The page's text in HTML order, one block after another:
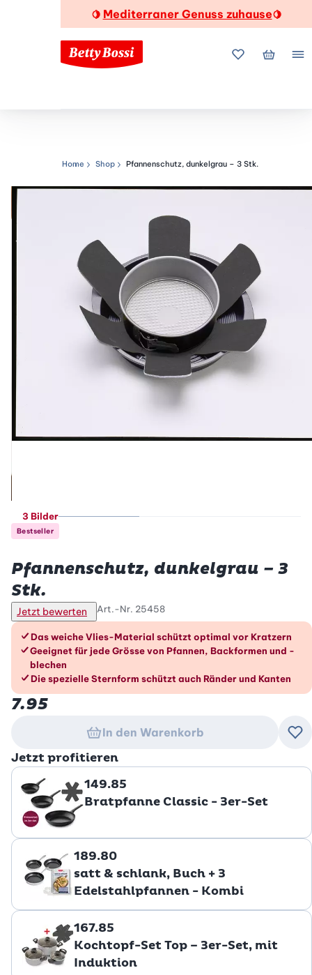
🍋 Mediterraner Genuss zuhause🍋
MeineMein
Navigationspfad
Home Shop Pfannenschutz, dunkelgrau – 3 Stk.
3 Bilder
Bestseller
Pfannenschutz, dunkelgrau – 3
Stk.
Jetzt bewerten Art.-Nr. 25458
Die Vorteile im Überblick
Das weiche Vlies-Material schützt optimal vor Kratzern
Geeignet für jede Grösse von Pfannen, Backformen und -
blechen
Die spezielle Sternform schützt auch Ränder und Kanten
7.95
In den Warenkorb
Jetzt profitieren
149.85
Bratpfanne Classic - 3er-Set
189.80
satt & schlank, Buch + 3
Edelstahlpfannen - Kombi
167.85
Kochtopf-Set Top – 3er-Set, mit
Induktion